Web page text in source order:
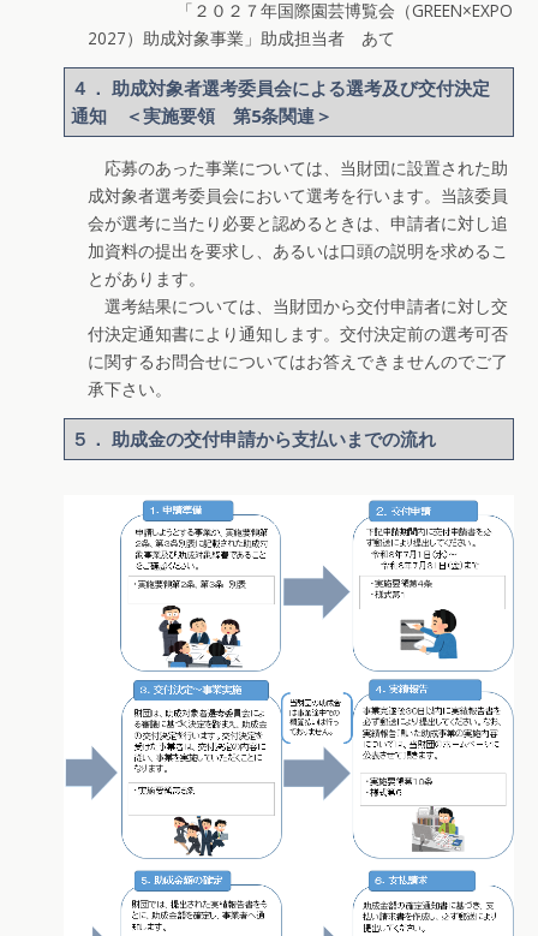
「２０２７年国際園芸博覧会（GREEN×EXPO
2027）助成対象事業」助成担当者 あて
４． 助成対象者選考委員会による選考及び交付決定
通知 ＜実施要領 第5条関連＞
応募のあった事業については、当財団に設置された助
成対象者選考委員会において選考を行います。当該委員
会が選考に当たり必要と認めるときは、申請者に対し追
加資料の提出を要求し、あるいは口頭の説明を求めるこ
とがあります。
選考結果については、当財団から交付申請者に対し交
付決定通知書により通知します。交付決定前の選考可否
に関するお問合せについてはお答えできませんのでご了
承下さい。
５． 助成金の交付申請から支払いまでの流れ